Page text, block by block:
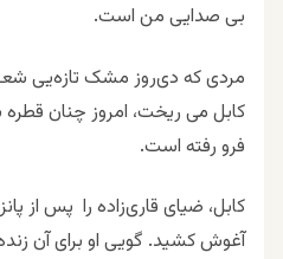
بی صدایی من است.
مردی که دی‌روز مشک تازه‌یی
کابل می ریخت، امروز چنان قطره
فرو رفته است.
کابل، ضیای قاری‌زاده را پس از
آغوش کشید. گویی او برای آن